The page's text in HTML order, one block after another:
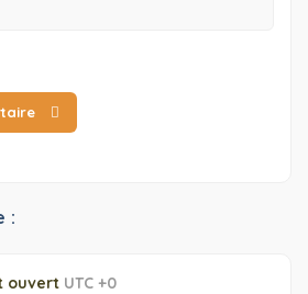
:
ouvert UTC +0